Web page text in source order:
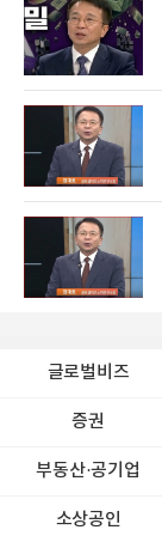
글로벌비즈
증권
부동산·공기업
소상공인